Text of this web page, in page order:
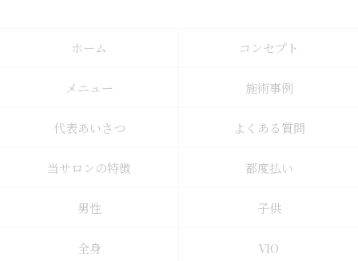
ホーム コンセプト
メニュー 施術事例
代表あいさつ よくある質問
当サロンの特徴 都度払い
男性 子供
全身 VIO